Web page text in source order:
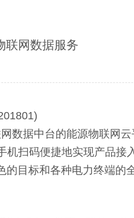
联网数据服务
数据中台的能源物联网
扫码便捷地实现产品接
目标和各种电力终端的